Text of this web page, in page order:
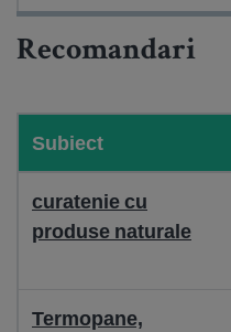
Recomandari
Subiect
curatenie cu
produse naturale
Termopane,